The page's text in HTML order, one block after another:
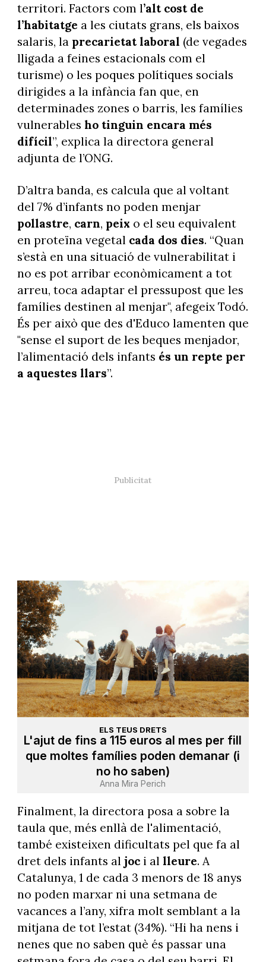
territori. Factors com l’alt cost de
l’habitatge a les ciutats grans, els baixos
salaris, la precarietat laboral (de vegades
lligada a feines estacionals com el
turisme) o les poques polítiques socials
dirigides a la infància fan que, en
determinades zones o barris, les famílies
vulnerables ho tinguin encara més
difícil”, explica la directora general
adjunta de l’ONG.
D’altra banda, es calcula que al voltant
del 7% d’infants no poden menjar
pollastre, carn, peix o el seu equivalent
en proteïna vegetal cada dos dies. “Quan
s’està en una situació de vulnerabilitat i
no es pot arribar econòmicament a tot
arreu, toca adaptar el pressupost que les
famílies destinen al menjar", afegeix Todó.
És per això que des d'Educo lamenten que
"sense el suport de les beques menjador,
l’alimentació dels infants és un repte per
a aquestes llars”.
ELS TEUS DRETS
L'ajut de fins a 115 euros al mes per fill
que moltes famílies poden demanar (i
no ho saben)
Anna Mira Perich
Finalment, la directora posa a sobre la
taula que, més enllà de l'alimentació,
també existeixen dificultats pel que fa al
dret dels infants al joc i al lleure. A
Catalunya, 1 de cada 3 menors de 18 anys
no poden marxar ni una setmana de
vacances a l’any, xifra molt semblant a la
mitjana de tot l’estat (34%). “Hi ha nens i
nenes que no saben què és passar una